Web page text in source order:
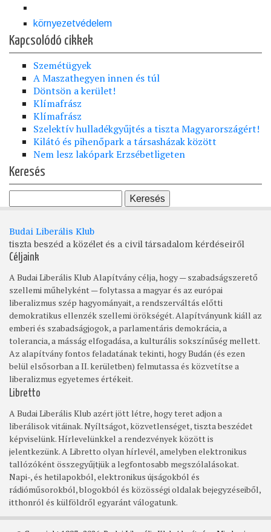
környezetvédelem
Kapcsolódó cikkek
Szemétügyek
A Maszathegyen innen és túl
Döntsön a kerület!
Klímafrász
Klímafrász
Szelektív hulladékgyűjtés a tiszta Magyarországért!
Kilátó és pihenőpark a társasházak között
Nem lesz lakópark Erzsébetligeten
Keresés
Budai Liberális Klub
tiszta beszéd a közélet és a civil társadalom kérdéseiről
Céljaink
A Budai Liberális Klub Alapítvány célja, hogy — szabadságszerető
szellemi műhelyként — folytassa a magyar és az európai
liberalizmus szép hagyományait, a rendszerváltás előtti
demokratikus ellenzék szellemi örökségét. Alapítványunk kiáll az
emberi és szabadságjogok, a parlamentáris demokrácia, a
tolerancia, a másság elfogadása, a kulturális sokszínűség mellett.
Az alapítvány fontos feladatának tekinti, hogy Budán (és ezen
belül elsősorban a II. kerületben) felmutassa és közvetítse a
liberalizmus egyetemes értékeit.
Libretto
A Budai Liberális Klub azért jött létre, hogy teret adjon a
liberálisok vitáinak. Nyíltságot, közvetlenséget, tiszta beszédet
képviselünk. Hírlevelünkkel a rendezvények között is
jelentkezünk. A Libretto olyan hírlevél, amelyben elektronikus
tallózóként összegyűjtjük a legfontosabb megszólalásokat.
Napi-, és hetilapokból, elektronikus újságokból és
rádióműsorokból, blogokból és közösségi oldalak bejegyzéseiből,
itthonról és külföldről egyaránt válogatunk.